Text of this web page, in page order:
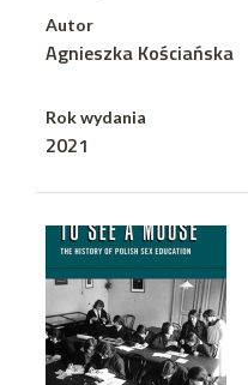
Autor
Agnieszka Kościańska
Rok wydania
2021